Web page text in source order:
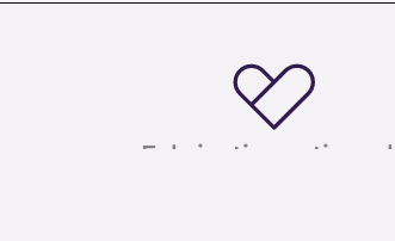
Fabrication artisanale